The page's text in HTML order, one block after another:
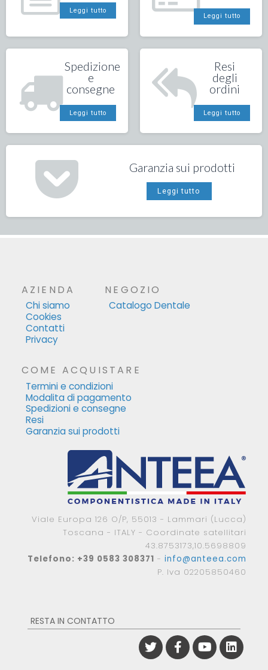
Leggi tutto
Leggi tutto
Spedizione
e
consegne
Leggi tutto
Resi
degli
ordini
Leggi tutto
Garanzia sui prodotti
Leggi tutto
AZIENDA
Chi siamo
Cookies
Contatti
Privacy
NEGOZIO
Catalogo Dentale
COME ACQUISTARE
Termini e condizioni
Modalita di pagamento
Spedizioni e consegne
Resi
Garanzia sui prodotti
Viale Europa 126 O/P, 55013 - Lammari (Lucca)
Toscana - ITALY - Coordinate satellitari
43.8753173,10.5698809
Telefono: +39 0583 308371 -info@anteea.com
P. Iva 02205850460
RESTA IN CONTATTO